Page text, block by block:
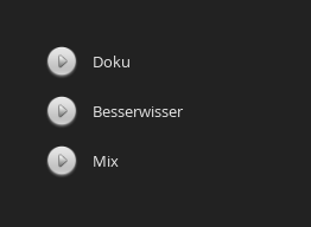
Doku
Besserwisser
Mix